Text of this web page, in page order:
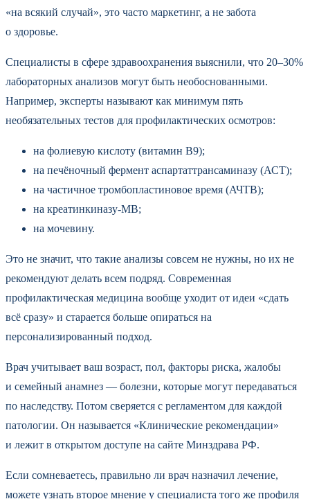
«на всякий случай», это часто маркетинг, а не забота
о здоровье.
Специалисты в сфере здравоохранения выяснили, что 20–30%
лабораторных анализов могут быть необоснованными.
Например, эксперты называют как минимум пять
необязательных тестов для профилактических осмотров:
на фолиевую кислоту (витамин B9);
на печёночный фермент аспартаттрансаминазу (АСТ);
на частичное тромбопластиновое время (АЧТВ);
на креатинкиназу-МВ;
на мочевину.
Это не значит, что такие анализы совсем не нужны, но их не
рекомендуют делать всем подряд. Современная
профилактическая медицина вообще уходит от идеи «сдать
всё сразу» и старается больше опираться на
персонализированный подход.
Врач учитывает ваш возраст, пол, факторы риска, жалобы
и семейный анамнез — болезни, которые могут передаваться
по наследству. Потом сверяется с регламентом для каждой
патологии. Он называется «Клинические рекомендации»
и лежит в открытом доступе на сайте Минздрава РФ.
Если сомневаетесь, правильно ли врач назначил лечение,
можете узнать второе мнение у специалиста того же профиля